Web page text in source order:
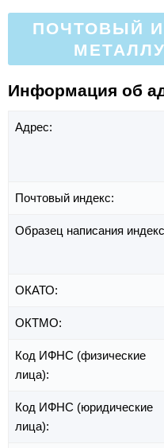
ПОЧТОВЫЙ
Информация об
Адрес:
Почтовый индекс:
Образец написания
ОКАТО:
ОКТМО:
Код ИФНС (физические
лица):
Код ИФНС (юридические
лица):